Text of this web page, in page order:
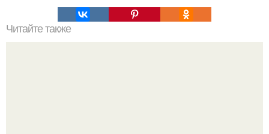
Читайте также